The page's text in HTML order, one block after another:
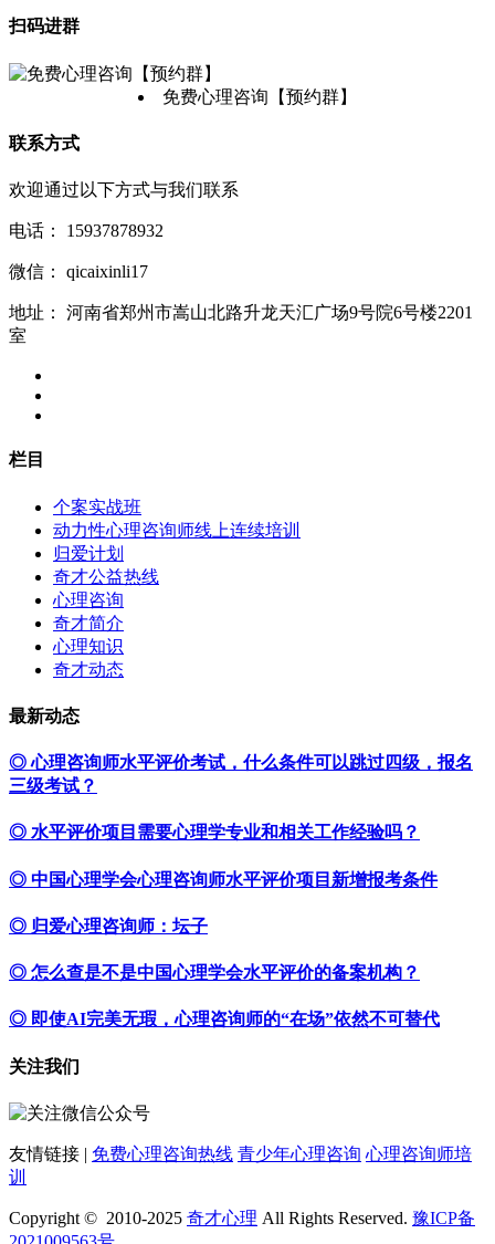
扫码进群
免费心理咨询【预约群】
联系方式
欢迎通过以下方式与我们联系
电话： 15937878932
微信： qicaixinli17
地址：
河南省郑州市嵩山北路升龙天汇广场9号院6号楼2201
室
栏目
个案实战班
动力性心理咨询师线上连续培训
归爱计划
奇才公益热线
心理咨询
奇才简介
心理知识
奇才动态
最新动态
◎ 心理咨询师水平评价考试，什么条件可以跳过四级，报名
三级考试？
◎ 水平评价项目需要心理学专业和相关工作经验吗？
◎ 中国心理学会心理咨询师水平评价项目新增报考条件
◎ 归爱心理咨询师：坛子
◎ 怎么查是不是中国心理学会水平评价的备案机构？
◎ 即使AI完美无瑕，心理咨询师的“在场”依然不可替代
关注我们
友情链接 | 免费心理咨询热线 青少年心理咨询 心理咨询师培
训
Copyright © 2010-2025 奇才心理 All Rights Reserved. 豫ICP备